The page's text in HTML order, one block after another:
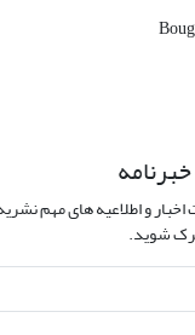
اخبار و اطلاعیه های مهم
شوید.